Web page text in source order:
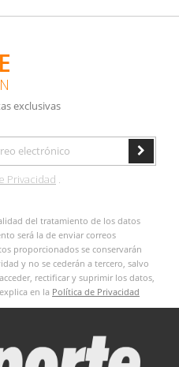
exclusivas
Privacidad .
del tratamiento de los datos
será la de enviar correos
proporcionados se conservarán
y no se cederán a tercero, salvo
rectificar y suprimir los datos,
en la Política de Privacidad